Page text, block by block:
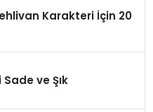
Karakteri İçin 20
Sade ve Şık